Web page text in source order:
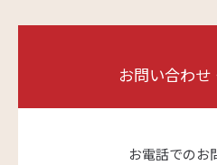
お問い合わせ
お電話でのお